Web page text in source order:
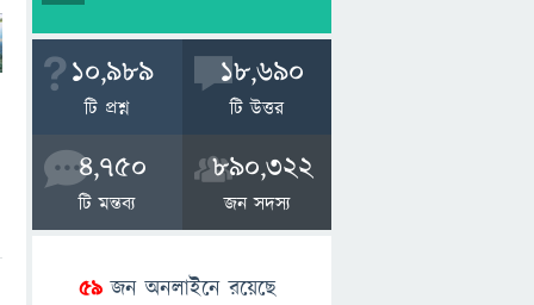
10,989
টি প্রশ্ন
18,690
টি উত্তর
4,750
টি মন্তব্য
890,322
জন সদস্য
59জন অনলাইনে রয়েছে